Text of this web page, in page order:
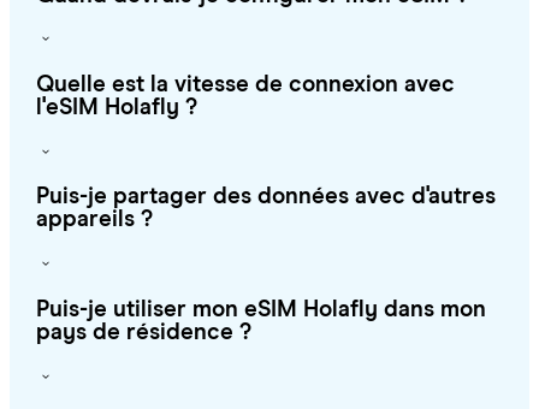
Quelle est la vitesse de connexion avec
l'eSIM Holafly ?
Puis-je partager des données avec d'autres
appareils ?
Puis-je utiliser mon eSIM Holafly dans mon
pays de résidence ?